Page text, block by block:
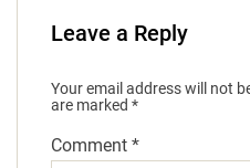
Leave a Reply
Your email address will not
are marked *
Comment *